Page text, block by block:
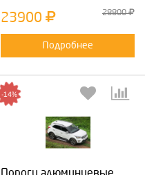
23900 28800
Подробнее
Пороги алюминиевые
-14%